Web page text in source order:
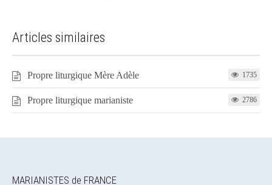
Articles similaires
Propre liturgique Mère Adèle 1735
Propre liturgique marianiste 2786
MARIANISTES de FRANCE